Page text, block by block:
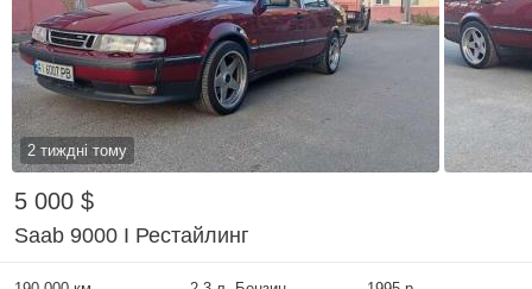
2 тиждні тому
5 000 $
Saab 9000 I Рестайлинг